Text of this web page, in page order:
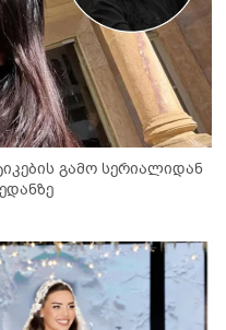
გამო სერიალიდან